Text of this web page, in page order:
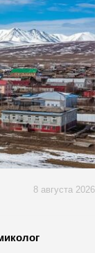
8 августа 2026